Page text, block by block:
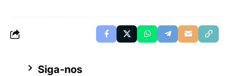
Siga-nos